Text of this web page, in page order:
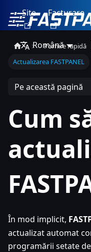
Site Facturare
Română
Pornire rapidă
Actualizarea FASTPANEL
Pe această pagină
Cum
În mod implicit,
actualizat automat
programării setate